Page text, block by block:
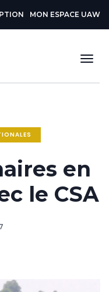
MON ESPACE UAW
en
le CSA